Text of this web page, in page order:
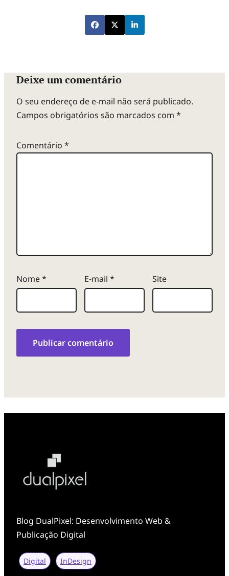
Deixe um comentário
O seu endereço de e-mail não será publicado.
Campos obrigatórios são marcados com *
Comentário *
Nome* E-mail * Site
Blog DualPixel: Desenvolvimento Web &
Publicação Digital
Digital InDesign